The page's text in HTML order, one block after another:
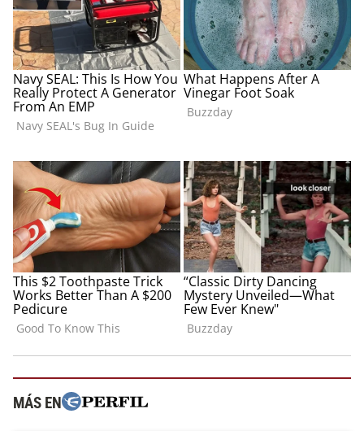
MÁS EN